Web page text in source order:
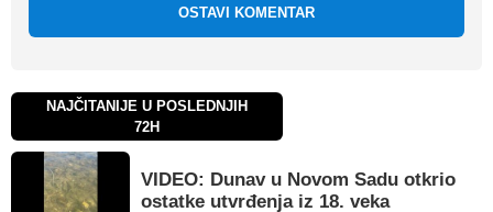
OSTAVI KOMENTAR
NAJČITANIJE U POSLEDNJIH
72H
VIDEO: Dunav u Novom Sadu otkrio
ostatke utvrđenja iz 18. veka